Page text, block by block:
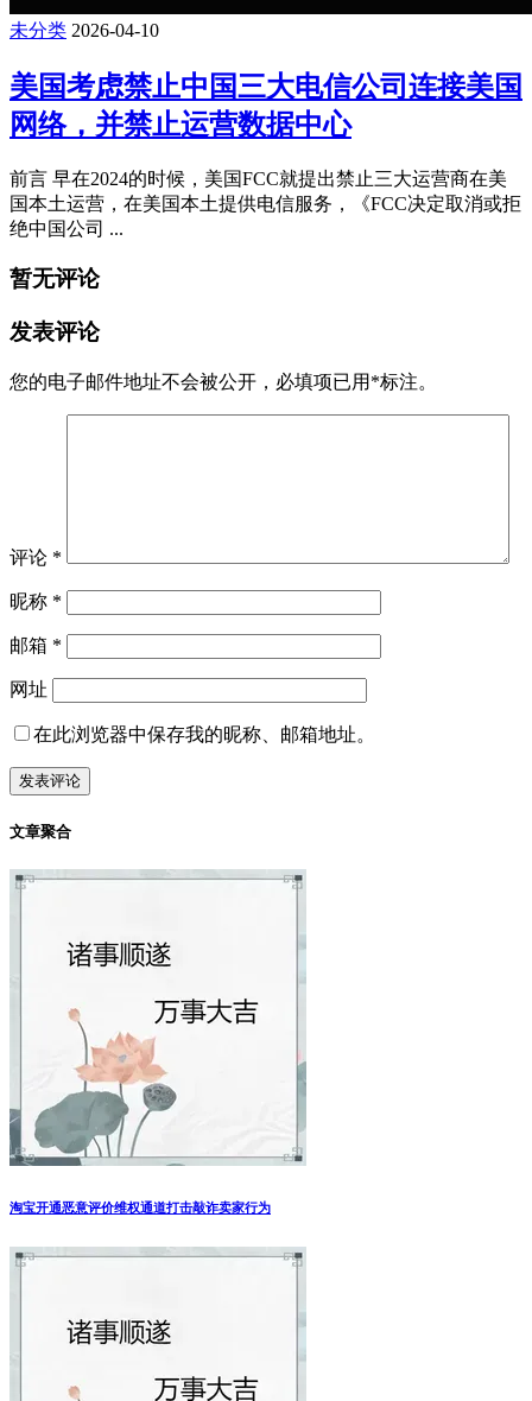
未分类 2026-04-10
美国考虑禁止中国三大电信公司连接美国
网络，并禁止运营数据中心
前言 早在2024的时候，美国FCC就提出禁止三大运营商在美
国本土运营，在美国本土提供电信服务，《FCC决定取消或拒
绝中国公司 ...
暂无评论
发表评论
您的电子邮件地址不会被公开， 必填项已用 *标注。
评论 *
昵称 *
邮箱 *
网址
在此浏览器中保存我的昵称、邮箱地址。
文章聚合
淘宝开通恶意评价维权通道打击敲诈卖家行为